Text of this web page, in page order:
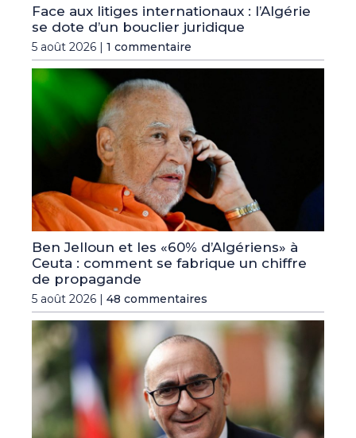
Face aux litiges internationaux : l’Algérie
se dote d’un bouclier juridique
5 août 2026 | 1 commentaire
Ben Jelloun et les «60% d’Algériens» à
Ceuta : comment se fabrique un chiffre
de propagande
5 août 2026 | 48 commentaires